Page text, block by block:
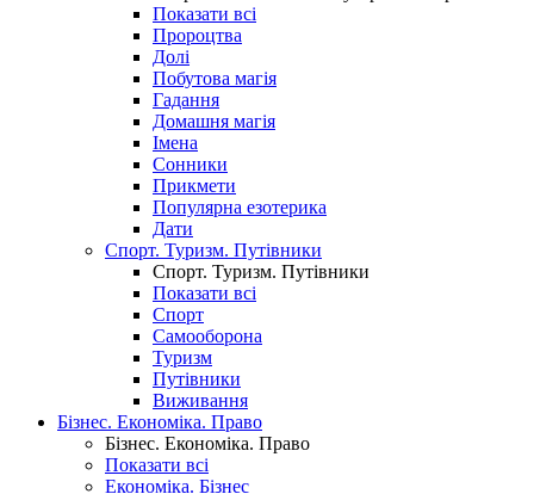
Показати всі
Пророцтва
Долі
Побутова магія
Гадання
Домашня магія
Імена
Сонники
Прикмети
Популярна езотерика
Дати
Спорт. Туризм. Путівники
Спорт. Туризм. Путівники
Показати всі
Спорт
Самооборона
Туризм
Путівники
Виживання
Бізнес. Економіка. Право
Бізнес. Економіка. Право
Показати всі
Економіка. Бізнес